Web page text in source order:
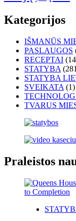
Kategorijos
IŠMANŪS
PASLAUGOS
RECEPTAI
STATYBA
STATYBA
SVEIKATA (1)
TVARUS
Praleistos